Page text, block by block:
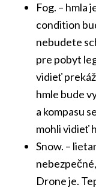
Fog. – hmla
condition
nebudete
pre pobyt
vidieť
hmle bude
a kompasu
mohli vidieť
Snow. –
Drone je.